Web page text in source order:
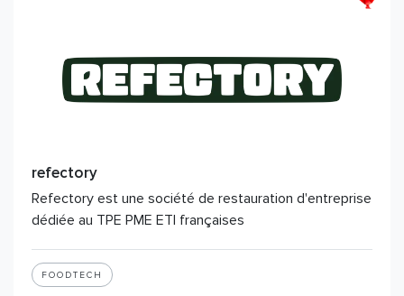
refectory
Refectory est une société de restauration d'entreprise
dédiée au TPE PME ETI françaises
FOODTECH